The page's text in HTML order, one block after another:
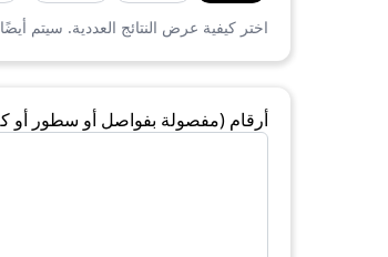
اختر كيفية عرض النتائج العددية. سيتم
أرقام (مفصولة بفواصل أو سطور أو